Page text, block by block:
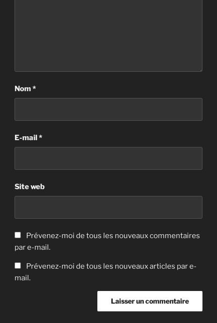
Nom*
E-mail*
Site web
Prévenez-moi de tous les nouveaux commentaires
par e-mail.
Prévenez-moi de tous les nouveaux articles par e-
mail.